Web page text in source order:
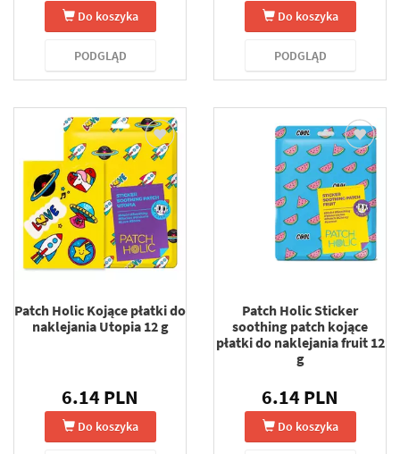
Do koszyka
PODGLĄD
Do koszyka
PODGLĄD
Patch Holic Kojące płatki do
naklejania Utopia 12 g
6.14 PLN
Do koszyka
Patch Holic Sticker
soothing patch kojące
płatki do naklejania fruit 12
g
6.14 PLN
Do koszyka